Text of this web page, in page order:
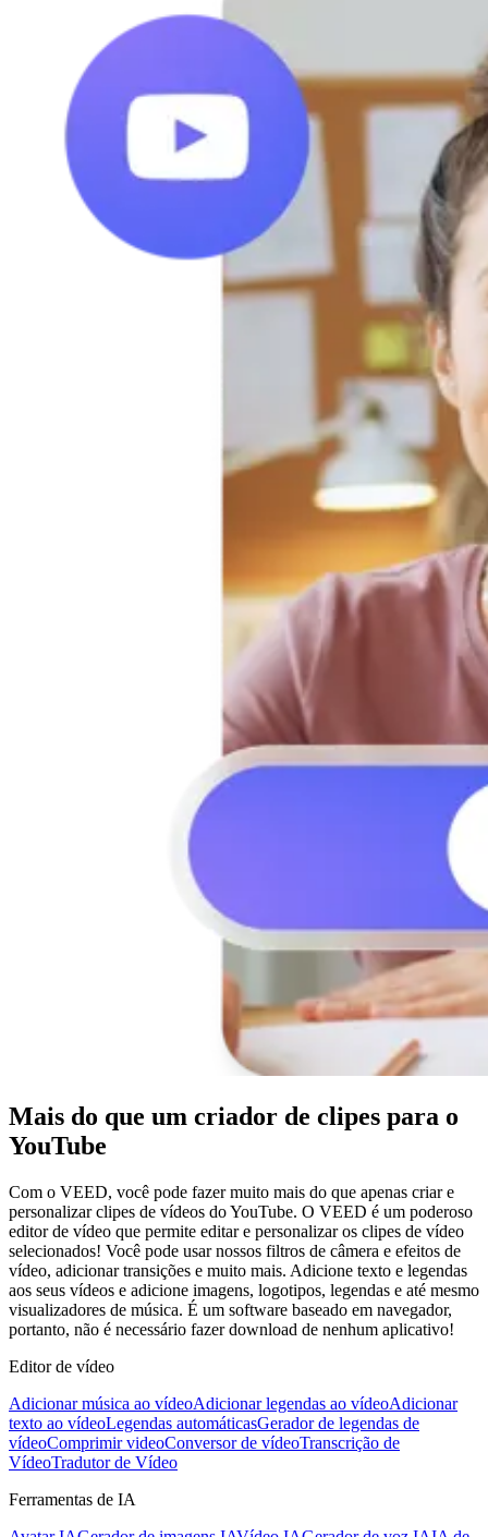
Mais do que um criador de clipes para o
YouTube
Com o VEED, você pode fazer muito mais do que apenas criar e
personalizar clipes de vídeos do YouTube. O VEED é um poderoso
editor de vídeo que permite editar e personalizar os clipes de vídeo
selecionados! Você pode usar nossos filtros de câmera e efeitos de
vídeo, adicionar transições e muito mais. Adicione texto e legendas
aos seus vídeos e adicione imagens, logotipos, legendas e até mesmo
visualizadores de música. É um software baseado em navegador,
portanto, não é necessário fazer download de nenhum aplicativo!
Editor de vídeo
Adicionar música ao vídeoAdicionar legendas ao vídeoAdicionar
texto ao vídeoLegendas automáticasGerador de legendas de
vídeoComprimir videoConversor de vídeoTranscrição de
VídeoTradutor de Vídeo
Ferramentas de IA